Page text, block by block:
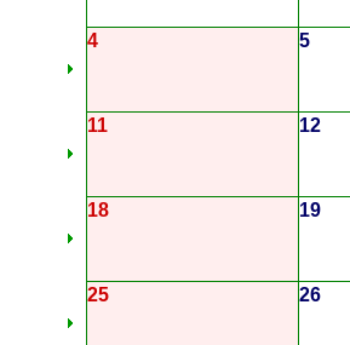
4 5
11 12
18 19
25 26